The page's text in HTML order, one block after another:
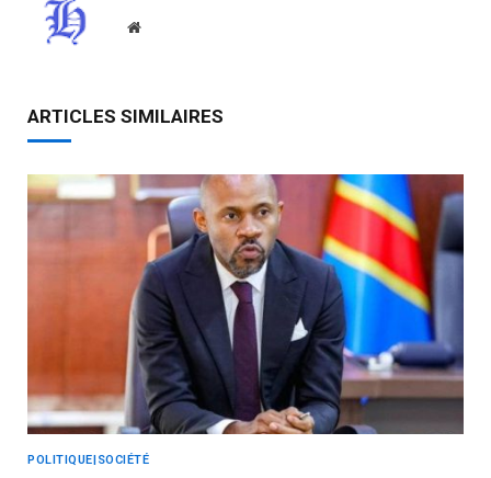
Website
ARTICLES SIMILAIRES
POLITIQUE|SOCIÉTÉ